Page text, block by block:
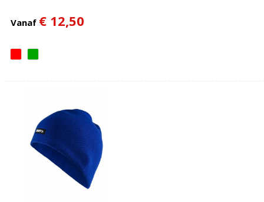
Vanaf € 12,50